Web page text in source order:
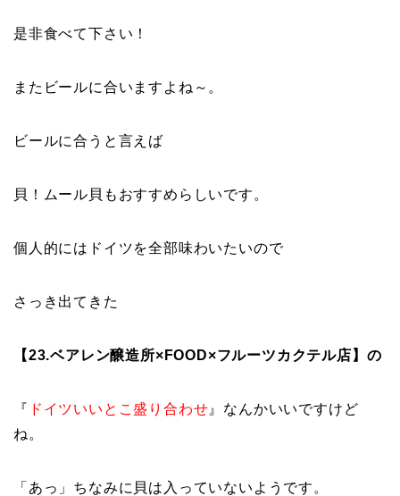
是非食べて下さい！
またビールに合いますよね～。
ビールに合うと言えば
貝！ムール貝もおすすめらしいです。
個人的にはドイツを全部味わいたいので
さっき出てきた
【23.ベアレン醸造所×FOOD×フルーツカクテル店】の
『 ドイツいいとこ盛り合わせ 』なんかいいですけど
ね。
「あっ」ちなみに貝は入っていないようです。